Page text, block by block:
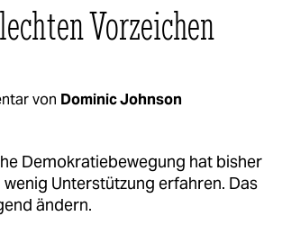
Vorzeichen
von Dominic Johnson
Demokratiebewegung hat bisher
Unterstützung erfahren. Das
ändern.